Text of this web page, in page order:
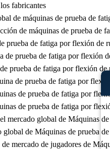
fabricantes
de máquinas de prueba de
de máquinas de prueba de
prueba de fatiga por flexión de
de prueba de fatiga por
prueba de fatiga por flexión
de prueba de fatiga por
de prueba de fatiga por
de prueba de fatiga por
mercado global de Máquinas
global de Máquinas de prueba
mercado de jugadores de